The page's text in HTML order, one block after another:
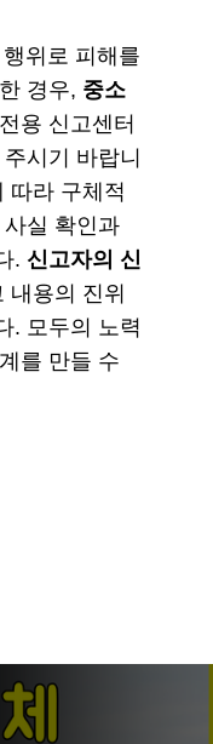
위로 피해를
경우, 중소
용 신고센터
시기 바랍니
따라 구체적
실 확인과
. 신고자의 신
내용의 진위
. 모두의 노력
를 만들 수